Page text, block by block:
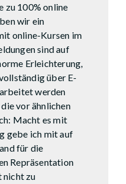
zu 100% online
wir ein
online-Kursen im
sind auf
Erleichterung,
über E-
werden
vor ähnlichen
Macht es mit
gebe ich mit auf
für die
Repräsentation
nicht zu